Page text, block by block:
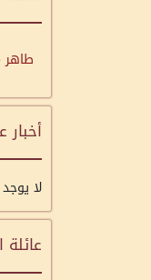
أخبار
لا